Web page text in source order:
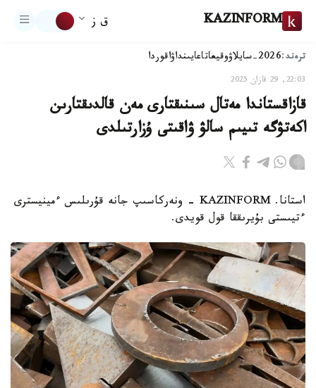
KAZINFORM ق ز
ترەند:2026-سايلاۋ وقيعاتاعايىنداۋاقوردا
22:03, 29 قازان 2025
قازاقستاندا مەتال سىنىقتارى مەن قالدىقتارىن
اكەتۋگە تىيىم سالۋ ۋاقىتى ۇزارتىلدى
استانا. KAZINFORM - ونەركاسىپ جانە قۇرىلىس ءمينيسترى
ءتيىستى بۇيرىققا قول قويدى.